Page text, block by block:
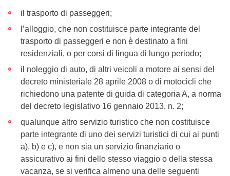
il trasporto di passeggeri;
l’alloggio, che non costituisce parte integrante del
trasporto di passeggeri e non è destinato a fini
residenziali, o per corsi di lingua di lungo periodo;
il noleggio di auto, di altri veicoli a motore ai sensi del
decreto ministeriale 28 aprile 2008 o di motocicli che
richiedono una patente di guida di categoria A, a norma
del decreto legislativo 16 gennaio 2013, n. 2;
qualunque altro servizio turistico che non costituisce
parte integrante di uno dei servizi turistici di cui ai punti
a), b) e c), e non sia un servizio finanziario o
assicurativo ai fini dello stesso viaggio o della stessa
vacanza, se si verifica almeno una delle seguenti